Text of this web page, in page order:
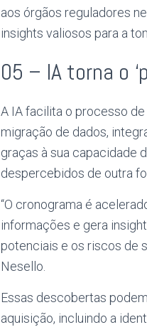
aos órgãos reguladores
insights valiosos para a
05 – IA torna o
A IA facilita o processo
migração de dados,
graças à sua capacidade
despercebidos de outra
“O cronograma é
informações e gera
potenciais e os riscos de
Nesello.
Essas descobertas
aquisição, incluindo a